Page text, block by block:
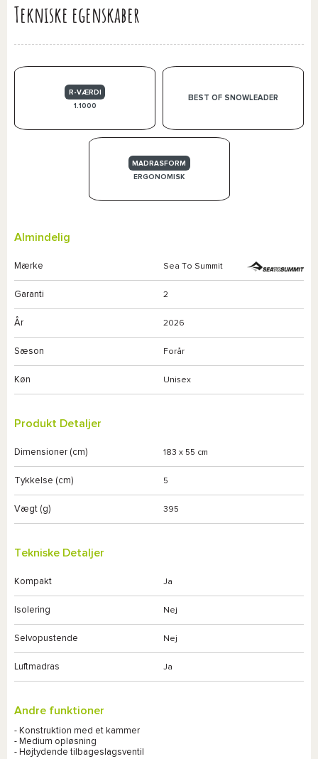
Tekniske egenskaber
R-VÆRDI
1.1000
BEST OF SNOWLEADER
MADRASFORM
ERGONOMISK
Almindelig
Mærke Sea To Summit
Garanti 2
År 2026
Sæson Forår
Køn Unisex
Produkt Detaljer
Dimensioner (cm) 183 x 55 cm
Tykkelse (cm) 5
Vægt (g) 395
Tekniske Detaljer
Kompakt Ja
Isolering Nej
Selvopustende Nej
Luftmadras Ja
Andre funktioner
- Konstruktion med et kammer
- Medium opløsning
- Højtydende tilbageslagsventil